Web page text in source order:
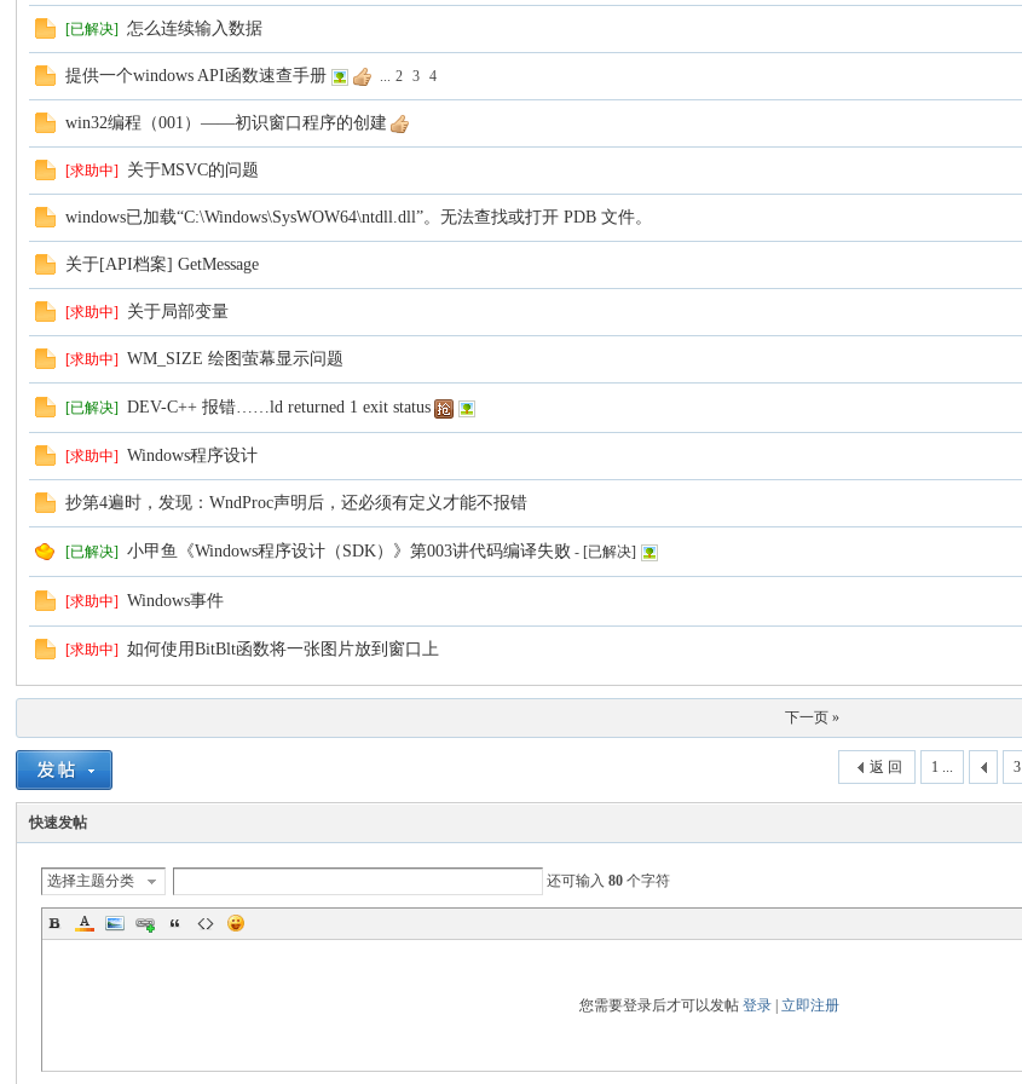
[已解决] 怎么连续输入数据
提供一个windows API函数速查手册 ... 2 3 4
win32编程（001）——初识窗口程序的创建
[求助中] 关于MSVC的问题
windows已加载“C:\Windows\SysWOW64\ntdll.dll”。无法查找或打开 PDB 文件。
关于[API档案] GetMessage
[求助中] 关于局部变量
[求助中] WM_SIZE 绘图萤幕显示问题
[已解决] DEV-C++ 报错……ld returned 1 exit status
[求助中] Windows程序设计
抄第4遍时，发现：WndProc声明后，还必须有定义才能不报错
[已解决] 小甲鱼《Windows程序设计（SDK）》第003讲代码编译失败 - [已解决]
[求助中] Windows事件
[求助中] 如何使用BitBlt函数将一张图片放到窗口上
下一页 »
1 ... 3
返 回
快速发帖
选择主题分类 还可输入80 个字符
您需要登录后才可以发帖登录 |立即注册